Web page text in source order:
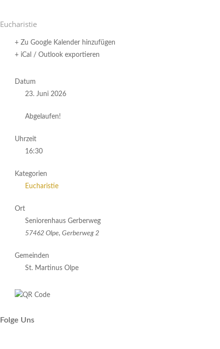
Eucha­ristie
+ Zu Google Kalender hinzufügen
+ iCal / Outlook exportieren
Datum
23. Juni 2026
Abgelaufen!
Uhrzeit
16:30
Kategorien
Eucharistie
Ort
Seniorenhaus Gerberweg
57462 Olpe, Gerberweg 2
Gemeinden
St. Martinus Olpe
Folge Uns